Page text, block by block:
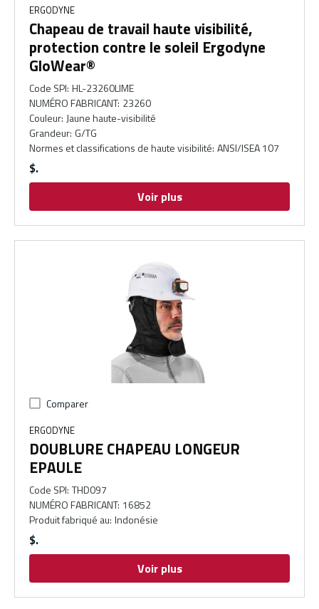
ERGODYNE
Chapeau de travail haute visibilité,
protection contre le soleil Ergodyne
GloWear®
Code SPI: HL-23260LIME
NUMÉRO FABRICANT: 23260
Couleur: Jaune haute-visibilité
Grandeur: G/TG
Normes et classifications de haute visibilité: ANSI/ISEA 107
$
Voir plus
Comparer
ERGODYNE
DOUBLURE CHAPEAU LONGEUR
EPAULE
Code SPI: THD097
NUMÉRO FABRICANT: 16852
Produit fabriqué au: Indonésie
$
Voir plus